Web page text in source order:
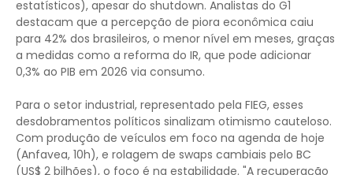
estatísticos), apesar do shutdown. Analistas do G1
destacam que a percepção de piora econômica caiu
para 42% dos brasileiros, o menor nível em meses, graças
a medidas como a reforma do IR, que pode adicionar
0,3% ao PIB em 2026 via consumo.
Para o setor industrial, representado pela FIEG, esses
desdobramentos políticos sinalizam otimismo cauteloso.
Com produção de veículos em foco na agenda de hoje
(Anfavea, 10h), e rolagem de swaps cambiais pelo BC
(US$ 2 bilhões), o foco é na estabilidade. "A recuperação